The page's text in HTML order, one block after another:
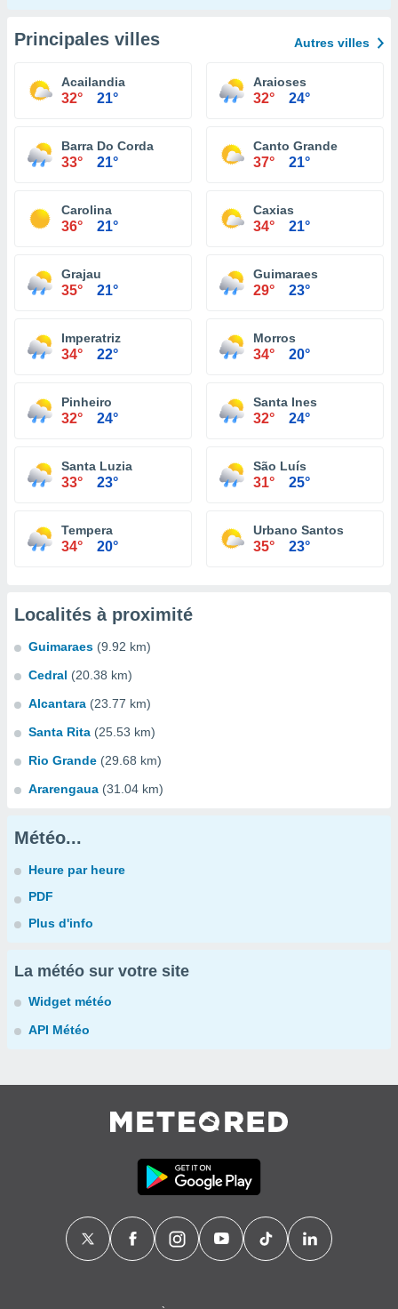
Principales villes Autres villes
Acailandia
32° 21°
Araioses
32° 24°
Barra Do Corda
33° 21°
Canto Grande
37° 21°
Carolina
36° 21°
Caxias
34° 21°
Grajau
35° 21°
Guimaraes
29° 23°
Imperatriz
34° 22°
Morros
34° 20°
Pinheiro
32° 24°
Santa Ines
32° 24°
Santa Luzia
33° 23°
São Luís
31° 25°
Tempera
34° 20°
Urbano Santos
35° 23°
Localités à proximité
Guimaraes (9.92 km)
Cedral (20.38 km)
Alcantara (23.77 km)
Santa Rita (25.53 km)
Rio Grande (29.68 km)
Ararengaua (31.04 km)
Météo...
Heure par heure
PDF
Plus d'info
La météo sur votre site
Widget météo
API Météo